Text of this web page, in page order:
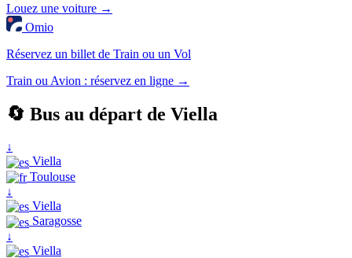
Louez une voiture →
Omio
Réservez un billet de Train ou un Vol
Train ou Avion : réservez en ligne →
🔄 Bus au départ de Viella
↓
Viella
Toulouse
↓
Viella
Saragosse
↓
Viella